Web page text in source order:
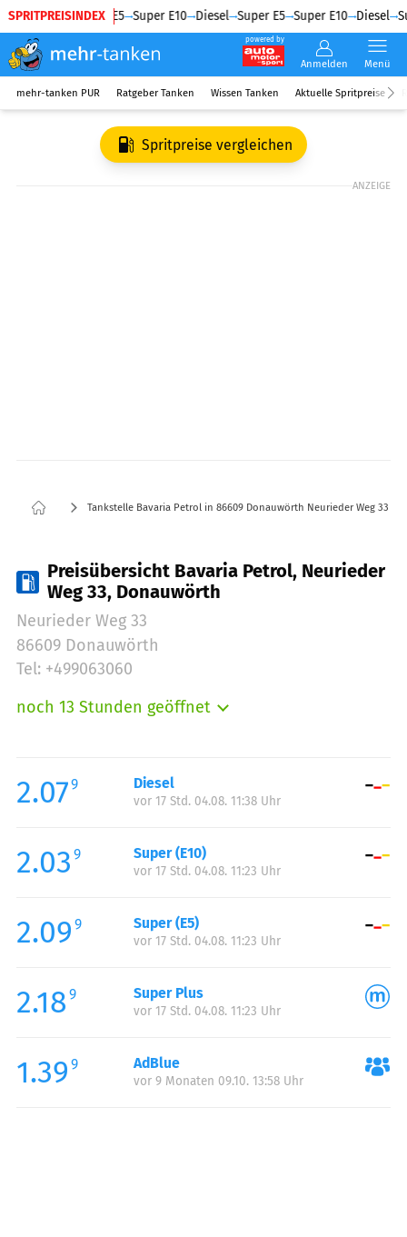
SPRITPREISINDEX
Diesel Super E5 Super E10 Diesel Super E5 Super E10 Diesel
powered by
Anmelden Menü
mehr-tanken PUR Ratgeber Tanken Wissen Tanken Aktuelle Spritpreise
Spritpreise vergleichen
ANZEIGE
Tankstelle Bavaria Petrol in 86609 Donauwörth Neurieder Weg 33
Preisübersicht Bavaria Petrol, Neurieder
Weg 33, Donauwörth
Neurieder Weg 33
86609 Donauwörth
Tel: +499063060
noch 13 Stunden geöffnet
Mittwoch:
06:30-21:00
Donnerstag:
Samstag:
07:00-21:00
Sonntag:
2.079 Diesel
vor 17 Std. 04.08. 11:38 Uhr
2.03 9 Super (E10)
vor 17 Std. 04.08. 11:23 Uhr
2.09 9 Super (E5)
vor 17 Std. 04.08. 11:23 Uhr
2.18 9 Super Plus
vor 17 Std. 04.08. 11:23 Uhr
1.39 9 AdBlue
vor 9 Monaten 09.10. 13:58 Uhr